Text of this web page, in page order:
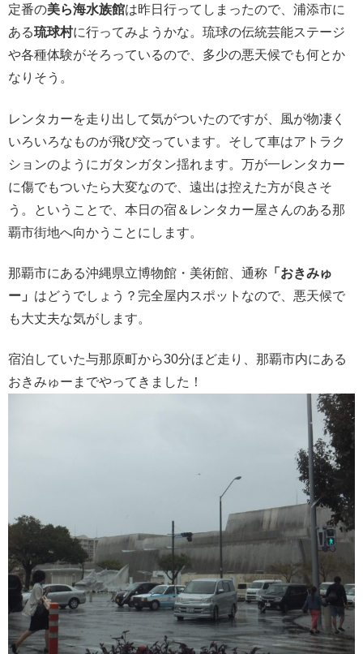
定番の美ら海水族館は昨日行ってしまったので、浦添市に
ある琉球村に行ってみようかな。琉球の伝統芸能ステージ
や各種体験がそろっているので、多少の悪天候でも何とか
なりそう。
レンタカーを走り出して気がついたのですが、風が物凄く
いろいろなものが飛び交っています。そして車はアトラク
ションのようにガタンガタン揺れます。万が一レンタカー
に傷でもついたら大変なので、遠出は控えた方が良さそ
う。ということで、本日の宿＆レンタカー屋さんのある那
覇市街地へ向かうことにします。
那覇市にある沖縄県立博物館・美術館、通称 「おきみゅ
ー」 はどうでしょう？完全屋内スポットなので、悪天候で
も大丈夫な気がします。
宿泊していた与那原町から30分ほど走り、那覇市内にある
おきみゅーまでやってきました！